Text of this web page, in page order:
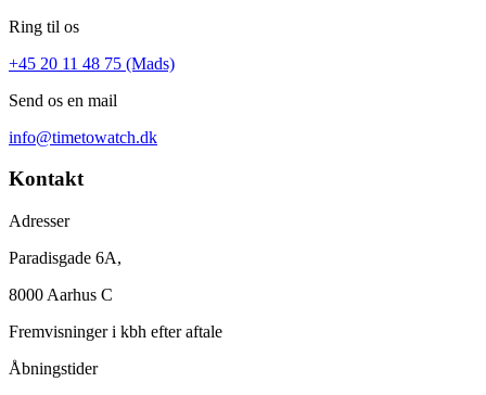
Ring til os
+45 20 11 48 75 (Mads)
Send os en mail
info@timetowatch.dk
Kontakt
Adresser
Paradisgade 6A,
8000 Aarhus C
Fremvisninger i kbh efter aftale
Åbningstider